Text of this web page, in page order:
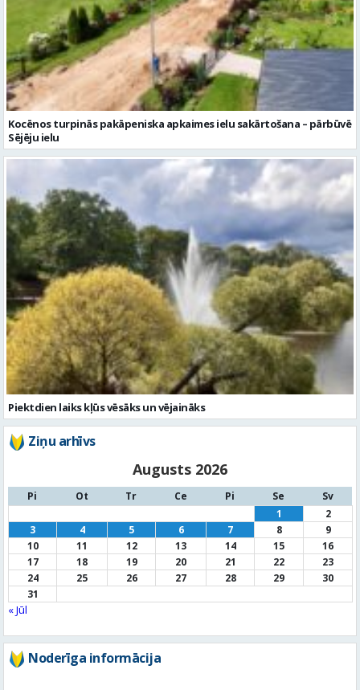
Kocēnos turpinās pakāpeniska apkaimes ielu sakārtošana – pārbūvē
Sējēju ielu
Piektdien laiks kļūs vēsāks un vējaināks
Ziņu arhīvs
Augusts 2026
Pi Ot Tr Ce Pi Se
Sv
1
2
3
4 5 6 7 8
9
10
11 12 13 14 15
16
17
18 19 20 21 22
23
24
25 26 27 28 29
30
31
« Jūl
Noderīga informācija